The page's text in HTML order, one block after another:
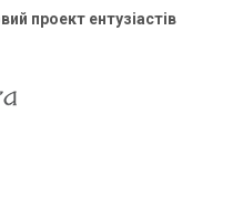
проект ентузіастів